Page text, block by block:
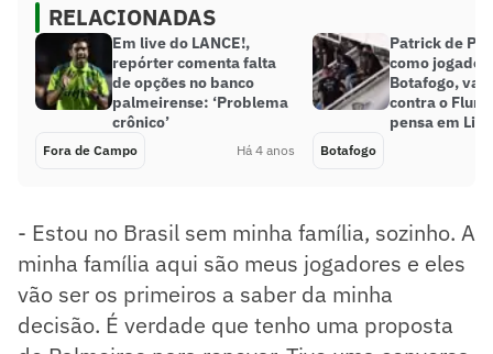
RELACIONADAS
Em live do LANCE!,
repórter comenta falta
de opções no banco
palmeirense: ‘Problema
crônico’
Fora de Campo Há 4 anos
Patrick de
como jogador
Botafogo, vai
contra o
pensa em
Botafogo
- Estou no Brasil sem minha família, sozinho. A
minha família aqui são meus jogadores e eles
vão ser os primeiros a saber da minha
decisão. É verdade que tenho uma proposta